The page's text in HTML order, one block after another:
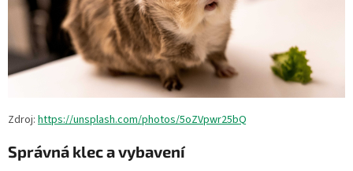
Zdroj: https://unsplash.com/photos/5oZVpwr25bQ
Správná klec a vybavení